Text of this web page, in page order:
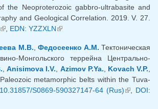
the Neoproterozoic gabbro-ultrabasite and
and Geological Correlation. 2019. V. 27.
(внешняя ссылка)
, EDN: YZZXLN(внешняя ссылка)
М.В. Федосеенко А.М. Тектоническая
Монгольского террейна Центрально-
,Anisimova I.V. Azimov P.Ya. Kovach V.P.
metamorphic belts within the Tuva-
S0869-590327147-64 (Rus)(внешняя
DOI: